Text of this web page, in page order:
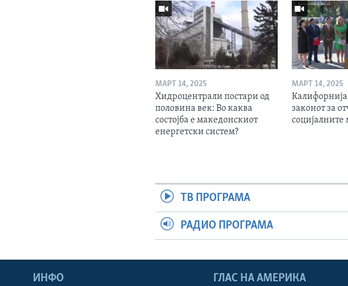
МАРТ 14, 2025
Хидроцентрали постари од
половина век: Во каква
состојба е македонскиот
енергетски систем?
МАРТ 14, 2025
Калифорнија
законот за
ТВ ПРОГРАМА
РАДИО ПРОГРАМА
ИНФО ГЛАС НА АМЕРИКА